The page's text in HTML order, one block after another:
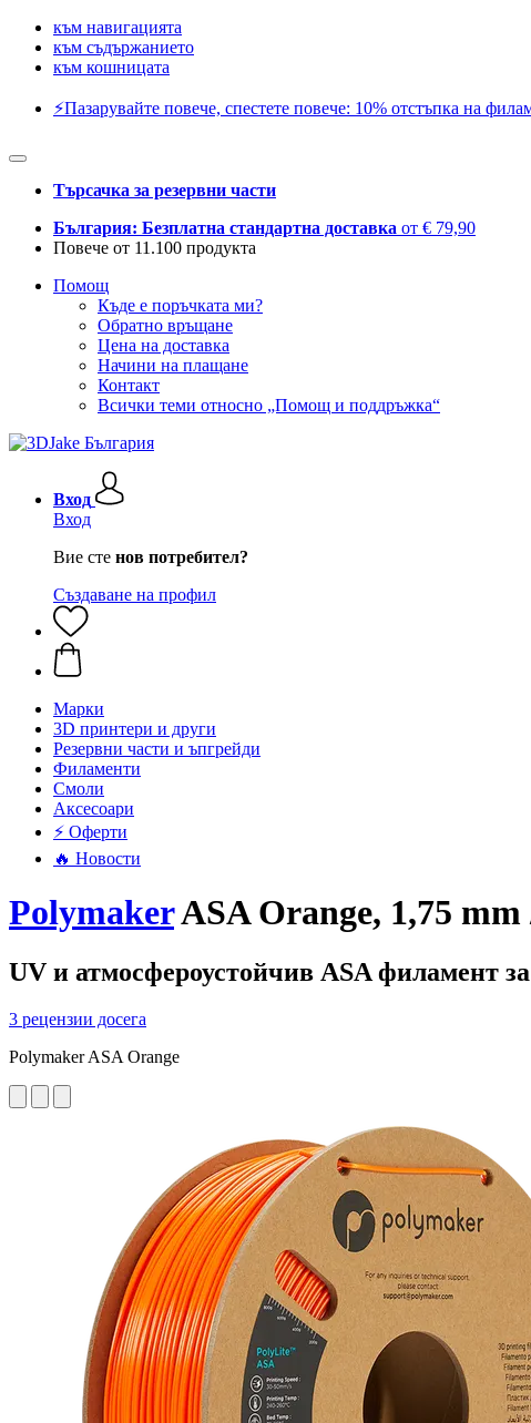
към навигацията
към съдържанието
към кошницата
⚡️Пазарувайте повече, спестете повече: 10% отстъпка на
Търсачка за резервни части
България: Безплатна стандартна доставка от € 79,90
Повече от 11.100 продукта
Помощ
Къде е поръчката ми?
Обратно връщане
Цена на доставка
Начини на плащане
Контакт
Всички теми относно „Помощ и поддръжка“
Вход
Вход
Вие сте нов потребител?
Създаване на профил
Mарки
3D принтери и други
Резервни части и ъпгрейди
Филаменти
Смоли
Аксесоари
⚡ Оферти
🔥 Новости
PolymakerASA Orange, 1,75 mm
UV и атмосфероустойчив ASA филамент
3 рецензии досега
Polymaker ASA Orange